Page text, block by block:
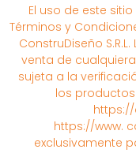
El uso de este
Términos y
ConstruDiseño
venta de
sujeta a la
los
https://www.
exclusivamente